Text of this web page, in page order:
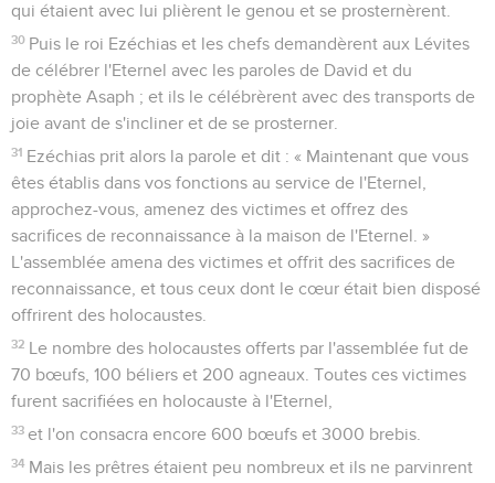
qui étaient avec lui plièrent le genou et se prosternèrent.
30 Puis le roi Ezéchias et les chefs demandèrent aux Lévites
de célébrer l'Eternel avec les paroles de David et du
prophète Asaph ; et ils le célébrèrent avec des transports de
joie avant de s'incliner et de se prosterner.
31 Ezéchias prit alors la parole et dit : « Maintenant que vous
êtes établis dans vos fonctions au service de l'Eternel,
approchez-vous, amenez des victimes et offrez des
sacrifices de reconnaissance à la maison de l'Eternel. »
L'assemblée amena des victimes et offrit des sacrifices de
reconnaissance, et tous ceux dont le cœur était bien disposé
offrirent des holocaustes.
32 Le nombre des holocaustes offerts par l'assemblée fut de
70 bœufs, 100 béliers et 200 agneaux. Toutes ces victimes
furent sacrifiées en holocauste à l'Eternel,
33 et l'on consacra encore 600 bœufs et 3000 brebis.
34 Mais les prêtres étaient peu nombreux et ils ne parvinrent